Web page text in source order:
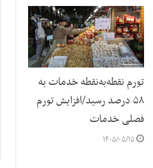
تورم نقطه‌به‌نقطه خدمات به
۵۸ درصد رسید/افزایش تورم
فصلی خدمات
۱۴۰۵/۰۵/۱۵